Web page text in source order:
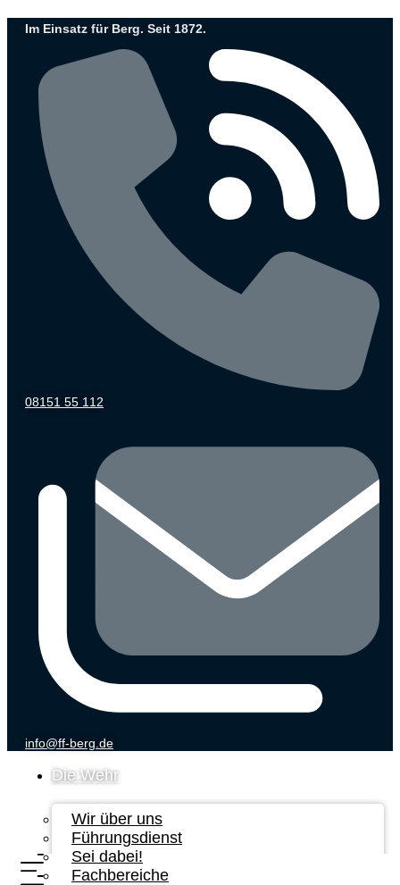
InhaltIm Einsatz für Berg. Seit 1872.
08151 55 112
info@ff-berg.de
Die Wehr
Wir über uns
Führungsdienst
Sei dabei!
Fachbereiche